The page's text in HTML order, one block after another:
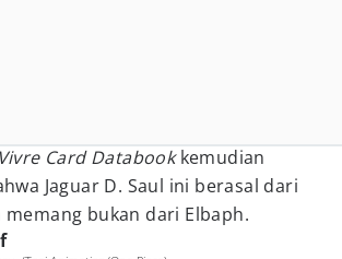
Vivre Card Databookkemudian
Jaguar D. Saul ini berasal dari
bukan dari Elbaph.